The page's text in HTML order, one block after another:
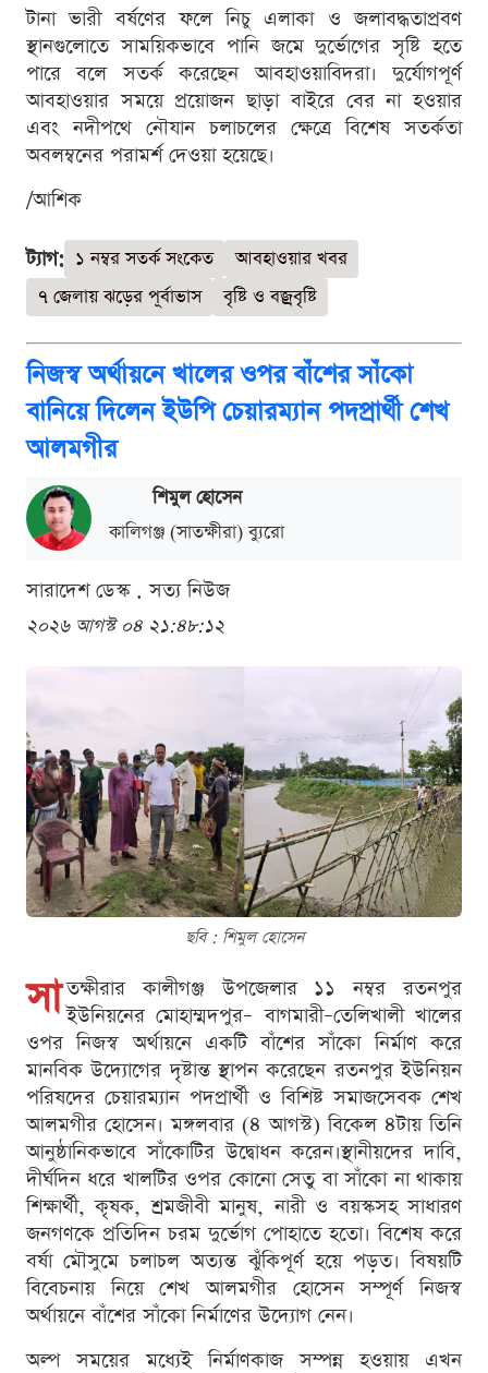
টানা ভারী বর্ষণের ফলে নিচু এলাকা ও জলাবদ্ধতাপ্রবণ
স্থানগুলোতে সাময়িকভাবে পানি জমে দুর্ভোগের সৃষ্টি হতে
পারে বলে সতর্ক করেছেন আবহাওয়াবিদরা। দুর্যোগপূর্ণ
আবহাওয়ার সময়ে প্রয়োজন ছাড়া বাইরে বের না হওয়ার
এবং নদীপথে নৌযান চলাচলের ক্ষেত্রে বিশেষ সতর্কতা
অবলম্বনের পরামর্শ দেওয়া হয়েছে।
/আশিক
ট্যাগ: ১ নম্বর সতর্ক সংকেত
আবহাওয়ার খবর
৭ জেলায় ঝড়ের পূর্বাভাস
বৃষ্টি ও বজ্রবৃষ্টি
নিজস্ব অর্থায়নে খালের ওপর বাঁশের সাঁকো
বানিয়ে দিলেন ইউপি চেয়ারম্যান পদপ্রার্থী শেখ
আলমগীর
শিমুল হোসেন
কালিগঞ্জ (সাতক্ষীরা) ব্যুরো
সারাদেশ ডেস্ক . সত্য নিউজ
২০২৬ আগস্ট ০৪ ২১:৪৮:১২
ছবি : শিমুল হোসেন
সা তক্ষীরার কালীগঞ্জ উপজেলার ১১ নম্বর রতনপুর
ইউনিয়নের মোহাম্মদপুর– বাগমারী–তেলিখালী খালের
ওপর নিজস্ব অর্থায়নে একটি বাঁশের সাঁকো নির্মাণ করে
মানবিক উদ্যোগের দৃষ্টান্ত স্থাপন করেছেন রতনপুর ইউনিয়ন
পরিষদের চেয়ারম্যান পদপ্রার্থী ও বিশিষ্ট সমাজসেবক শেখ
আলমগীর হোসেন। মঙ্গলবার (৪ আগস্ট) বিকেল ৪টায় তিনি
আনুষ্ঠানিকভাবে সাঁকোটির উদ্বোধন করেন।স্থানীয়দের দাবি,
দীর্ঘদিন ধরে খালটির ওপর কোনো সেতু বা সাঁকো না থাকায়
শিক্ষার্থী, কৃষক, শ্রমজীবী মানুষ, নারী ও বয়স্কসহ সাধারণ
জনগণকে প্রতিদিন চরম দুর্ভোগ পোহাতে হতো। বিশেষ করে
বর্ষা মৌসুমে চলাচল অত্যন্ত ঝুঁকিপূর্ণ হয়ে পড়ত। বিষয়টি
বিবেচনায় নিয়ে শেখ আলমগীর হোসেন সম্পূর্ণ নিজস্ব
অর্থায়নে বাঁশের সাঁকো নির্মাণের উদ্যোগ নেন।
অল্প সময়ের মধ্যেই নির্মাণকাজ সম্পন্ন হওয়ায় এখন